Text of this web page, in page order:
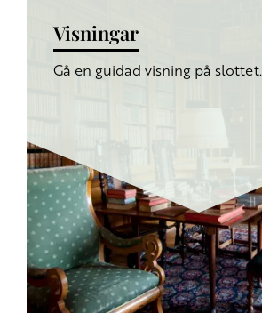
Visningar
Gå en guidad visning på slottet.